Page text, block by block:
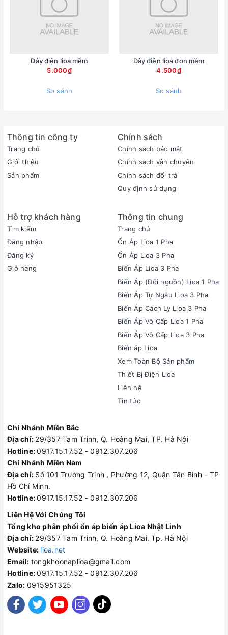
Dây điện lioa mềm
5.000₫
So sánh
Dây điện lioa đơn mềm
4.500₫
So sánh
Thông tin công ty
Trang chủ
Giới thiệu
Sản phẩm
Chính sách
Chính sách bảo mật
Chính sách vận chuyển
Chính sách đổi trả
Quy định sử dụng
Hỗ trợ khách hàng
Tìm kiếm
Đăng nhập
Đăng ký
Giỏ hàng
Thông tin chung
Trang chủ
Ổn Áp Lioa 1 Pha
Ổn Áp Lioa 3 Pha
Biến Áp Lioa 3 Pha
Biến Áp (Đổi nguồn) Lioa 1 Pha
Biến Áp Tự Ngẫu Lioa 3 Pha
Biến Áp Cách Ly Lioa 3 Pha
Biến Áp Vô Cấp Lioa 1 Pha
Biến Áp Vô Cấp Lioa 3 Pha
Biến áp Lioa
Xem Toàn Bộ Sản phẩm
Thiết Bị Điện Lioa
Liên hệ
Tin tức
Chi Nhánh Miền Bắc
Địa chỉ: 29/357 Tam Trinh, Q. Hoàng Mai, TP. Hà Nội
Hotline:0917.15.17.52 - 0912.307.206
Chi Nhánh Miền Nam
Địa chỉ: Số 101 Trường Trinh , Phường 12, Quận Tân Bình - TP
Hồ Chí Minh.
Hotline:0917.15.17.52 - 0912.307.206
Liên Hệ Với Chúng Tôi
Tổng kho phân phối ổn áp biến áp Lioa Nhật Linh
Địa chỉ: 29/357 Tam Trinh, Q. Hoàng Mai, Tp. Hà Nội
Website: lioa.net
Email: tongkhoonaplioa@gmail.com
Hotline:0917.15.17.52 - 0912.307.206
Zalo: 0915951325